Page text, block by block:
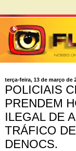
terça-feira, 13 de março de
POLICIAIS
PRENDEM
ILEGAL DE
TRÁFICO
DENOCS.